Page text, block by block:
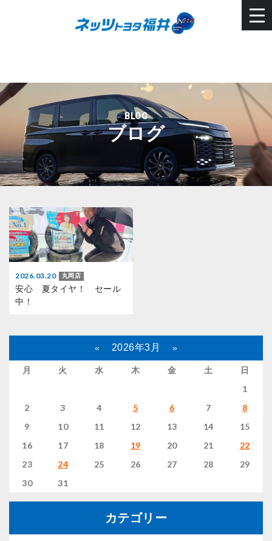
BLOG
ブログ
2026.03.20 丸岡店
安心 夏タイヤ！ セール
中！
« 2026年3月 »
月 火 水 木 金 土
日
1
2
3 4 5 6 7
8
9
10 11 12 13 14
15
16
17 18 19 20 21
22
23
24 25 26 27 28
29
30
31
カテゴリー